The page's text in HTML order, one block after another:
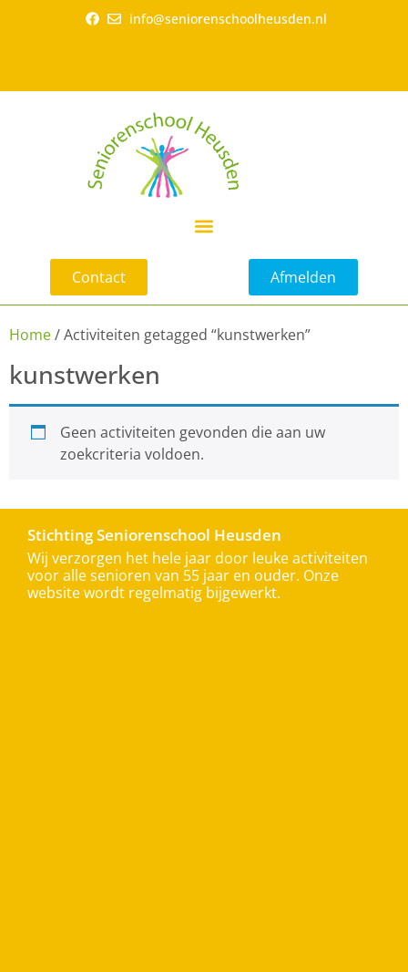
info@seniorenschoolheusden.nl
Contact Afmelden
Home/ Activiteiten getagged “kunstwerken”
kunstwerken
Geen activiteiten gevonden die aan uw
zoekcriteria voldoen.
Stichting Seniorenschool Heusden
Wij verzorgen het hele jaar door leuke activiteiten
voor alle senioren van 55 jaar en ouder. Onze
website wordt regelmatig bijgewerkt.